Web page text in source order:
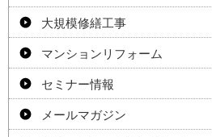
大規模修繕工事
マンションリフォーム
セミナー情報
メールマガジン